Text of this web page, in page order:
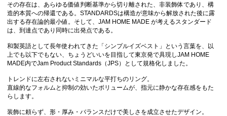
その存在は、あらゆる価値判断基準から切り離された、非装飾体であり、構
造的本質への帰還である。STANDARDSは構造が意味から解放された後に露
出する存在論的最小値。そして、JAM HOME MADE が考えるスタンダード
は、到達点であり同時に出発点である。
和製英語として長年使われてきた「シンプルイズベスト」という言葉を、以
上でも以下でもない、ちょうどいいを目指して東京発で具現しJAM HOME
MADE内でJam Product Standards（JPS）として規格化しました。
トレンドに左右されないミニマルな平打ちのリング。
直線的なフォルムと抑制の効いたボリュームが、指元に静かな存在感をもた
らします。
装飾に頼らず、形・厚み・バランスだけで美しさを成立させたデザイン。